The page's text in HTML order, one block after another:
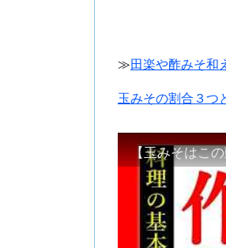
≫田楽や酢みそ和
玉みその割合３つ
【玉みそはこ